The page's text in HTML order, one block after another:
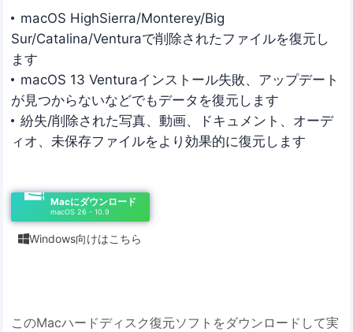
macOS HighSierra/Monterey/Big
Sur/Catalina/Venturaで削除されたファイルを復元し
ます
macOS 13 Venturaインストール失敗、アップデート
が見つからないなどでもデータを復元します
紛失/削除された写真、動画、ドキュメント、オーデ
ィオ、未保存ファイルをより効果的に復元します
Macにダウンロード
macOS 26 - 10.9
Windows向けはこちら
このMacハードディスク復元ソフトをダウンロードして実